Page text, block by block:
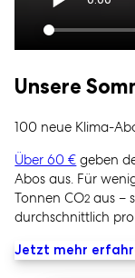
Unsere
100 neue Klima-
Über 60 € geben
Abos aus. Für
Tonnen CO2 aus –
durchschnittlich
Jetzt mehr